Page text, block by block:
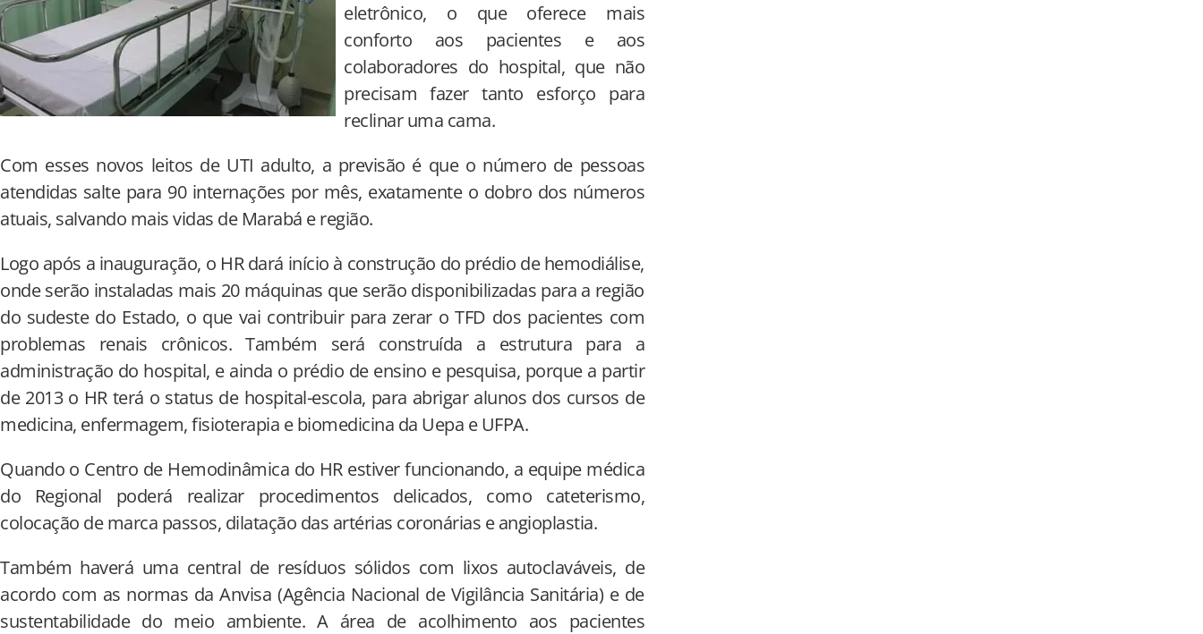
eletrônico, o que oferece mais
conforto aos pacientes e aos
colaboradores do hospital, que não
precisam fazer tanto esforço para
reclinar uma cama.
Com esses novos leitos de UTI adulto, a previsão é que o número de pessoas
atendidas salte para 90 internações por mês, exatamente o dobro dos números
atuais, salvando mais vidas de Marabá e região.
Logo após a inauguração, o HR dará início à construção do prédio de hemodiálise,
onde serão instaladas mais 20 máquinas que serão disponibilizadas para a região
do sudeste do Estado, o que vai contribuir para zerar o TFD dos pacientes com
problemas renais crônicos. Também será construída a estrutura para a
administração do hospital, e ainda o prédio de ensino e pesquisa, porque a partir
de 2013 o HR terá o status de hospital-escola, para abrigar alunos dos cursos de
medicina, enfermagem, fisioterapia e biomedicina da Uepa e UFPA.
Quando o Centro de Hemodinâmica do HR estiver funcionando, a equipe médica
do Regional poderá realizar procedimentos delicados, como cateterismo,
colocação de marca passos, dilatação das artérias coronárias e angioplastia.
Também haverá uma central de resíduos sólidos com lixos autoclaváveis, de
acordo com as normas da Anvisa (Agência Nacional de Vigilância Sanitária) e de
sustentabilidade do meio ambiente. A área de acolhimento aos pacientes